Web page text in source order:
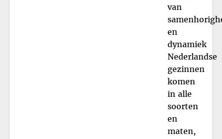
van
en
dynamiek
Nederlandse
gezinnen
komen
in alle
soorten
en
maten,